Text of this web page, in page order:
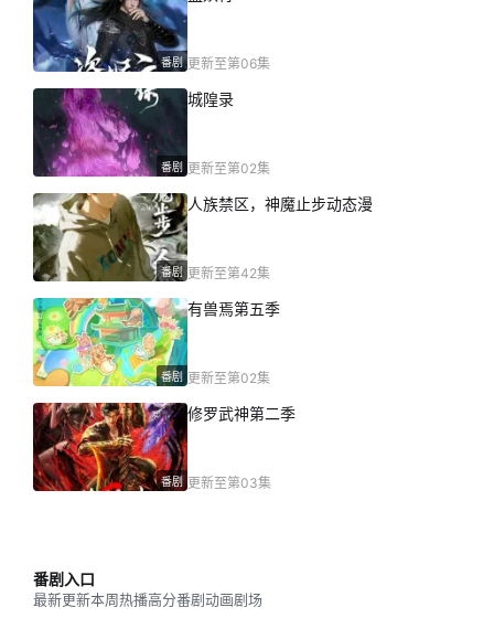
番剧 更新至第06集
番剧
城隍录
更新至第02集
番剧
人族禁区，神魔止步动态漫
更新至第42集
番剧
有兽焉第五季
更新至第02集
番剧
修罗武神第二季
更新至第03集
番剧入口
最新更新本周热播高分番剧动画剧场